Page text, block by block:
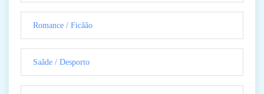
Romance / Ficãão
Saãde / Desporto